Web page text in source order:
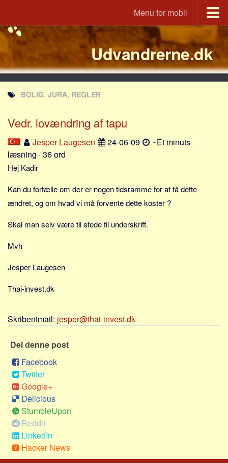
Menu for mobil
Portal
Udvandrerne.dk
Utvandrerne.no
Utvandrarna.se
Tyskland.dk
England.dk
JLKM.dk
Lande
Tyrkiet
Spanien
Norge
Thailand
Alle
Nøgleord
Bolig
Job
Virksomhed
Investering
Pension og opsparing
Forbrug
Social sikring og sundhed
Udvandrerne.dk
BOLIG, JURA, REGLER
Vedr. lovændring af tapu
Jesper Laugesen 24-06-09
~Et minuts
læsning · 36 ord
Hej Kadir
Kan du fortælle om der er nogen tidsramme for at få dette
ændret, og om hvad vi må forvente dette koster ?
Skal man selv være til stede til underskrift.
Mvh
Jesper Laugesen
Thai-invest.dk
Skribentmail: jesper@thai-invest.dk
Del denne post
Facebook
Twitter
Google+
Delicious
StumbleUpon
Reddit
LinkedIn
Hacker News